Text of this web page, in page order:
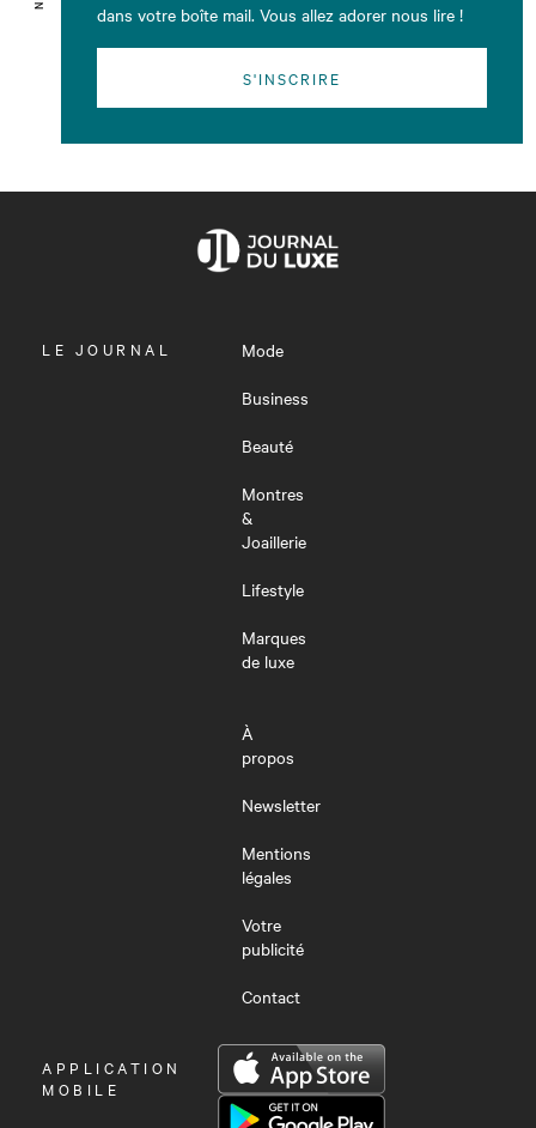
dans votre boîte mail. Vous allez adorer nous lire !
S'INSCRIRE
OUVRIR
LE JOURNAL
Mode
Business
Beauté
Montres
&
Joaillerie
Lifestyle
Marques
de luxe
À
propos
Newsletter
Mentions
légales
Votre
publicité
Contact
OUVRIR
LE
APPLICATION
MOBILE